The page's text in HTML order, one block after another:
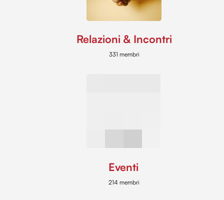
Relazioni & Incontri
331 membri
Eventi
214 membri